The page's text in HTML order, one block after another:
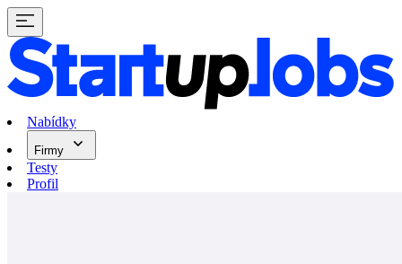
Nabídky
Firmy
Testy
Profil